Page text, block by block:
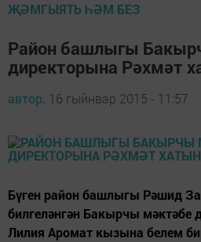
ҖӘМГЫЯТЬ ҺӘМ БЕЗ
Район башлыгы
директорына Рәхмәт
автор, 16 гыйнвар 2015 - 11:57
Бүген район башлыгы Рәшид
билгеләнгән Бакырчы мәктәбе
Лилия Аромат кызына белем